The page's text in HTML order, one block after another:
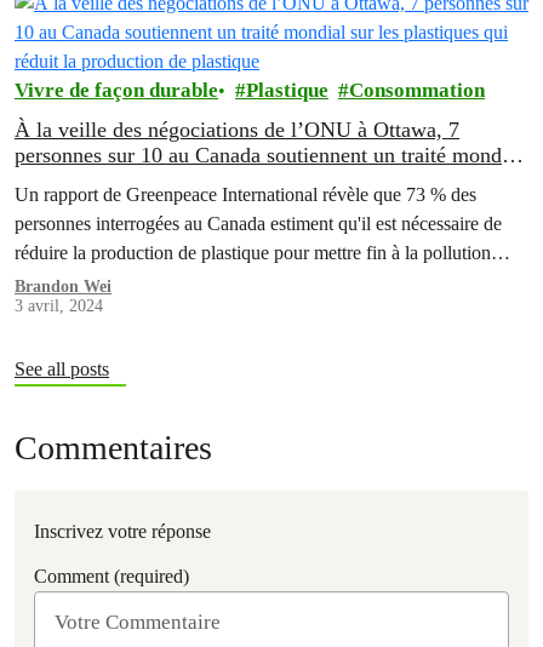
les travaux intersessions, malgré…
Vivre de façon durable Plastique Consommation
À la veille des négociations de l’ONU à Ottawa, 7
personnes sur 10 au Canada soutiennent un traité mondial
sur les plastiques qui réduit la production de plastique
Un rapport de Greenpeace International révèle que 73 % des
personnes interrogées au Canada estiment qu'il est nécessaire de
réduire la production de plastique pour mettre fin à la pollution
plastique.
Brandon Wei
3 avril, 2024
See all posts
Commentaires
Inscrivez votre réponse
Comment (required)